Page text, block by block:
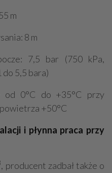
m
8 m
7,5 bar (750 kPa,
5,5 bara)
od 0°C do +35°C przy
+50°C
i płynna praca przy
, producent zadbał także o